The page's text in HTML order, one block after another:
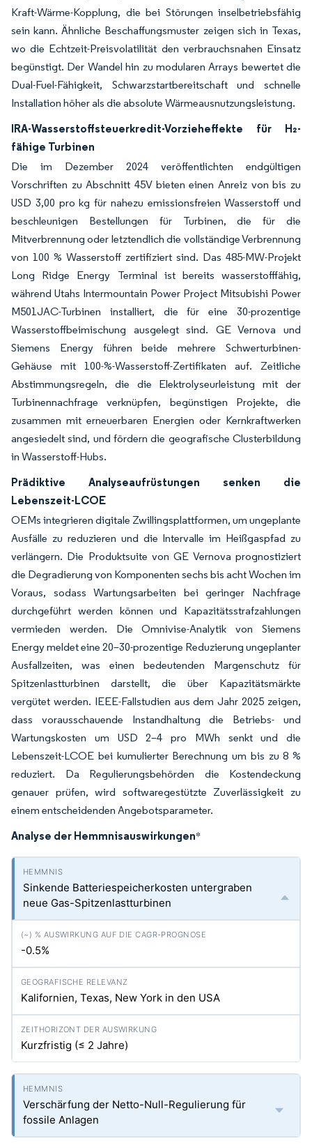
Kraft-Wärme-Kopplung, die bei Störungen inselbetriebsfähig
sein kann. Ähnliche Beschaffungsmuster zeigen sich in Texas,
wo die Echtzeit-Preisvolatilität den verbrauchsnahen Einsatz
begünstigt. Der Wandel hin zu modularen Arrays bewertet die
Dual-Fuel-Fähigkeit, Schwarzstartbereitschaft und schnelle
Installation höher als die absolute Wärmeausnutzungsleistung.
IRA-Wasserstoffsteuerkredit-Vorzieheffekte für H₂-
fähige Turbinen
Die im Dezember 2024 veröffentlichten endgültigen
Vorschriften zu Abschnitt 45V bieten einen Anreiz von bis zu
USD 3,00 pro kg für nahezu emissionsfreien Wasserstoff und
beschleunigen Bestellungen für Turbinen, die für die
Mitverbrennung oder letztendlich die vollständige Verbrennung
von 100 % Wasserstoff zertifiziert sind. Das 485-MW-Projekt
Long Ridge Energy Terminal ist bereits wasserstofffähig,
während Utahs Intermountain Power Project Mitsubishi Power
M501JAC-Turbinen installiert, die für eine 30-prozentige
Wasserstoffbeimischung ausgelegt sind. GE Vernova und
Siemens Energy führen beide mehrere Schwerturbinen-
Gehäuse mit 100-%-Wasserstoff-Zertifikaten auf. Zeitliche
Abstimmungsregeln, die die Elektrolyseurleistung mit der
Turbinennachfrage verknüpfen, begünstigen Projekte, die
zusammen mit erneuerbaren Energien oder Kernkraftwerken
angesiedelt sind, und fördern die geografische Clusterbildung
in Wasserstoff-Hubs.
Prädiktive Analyseaufrüstungen senken die
Lebenszeit-LCOE
OEMs integrieren digitale Zwillingsplattformen, um ungeplante
Ausfälle zu reduzieren und die Intervalle im Heißgaspfad zu
verlängern. Die Produktsuite von GE Vernova prognostiziert
die Degradierung von Komponenten sechs bis acht Wochen im
Voraus, sodass Wartungsarbeiten bei geringer Nachfrage
durchgeführt werden können und Kapazitätsstrafzahlungen
vermieden werden. Die Omnivise-Analytik von Siemens
Energy meldet eine 20–30-prozentige Reduzierung ungeplanter
Ausfallzeiten, was einen bedeutenden Margenschutz für
Spitzenlastturbinen darstellt, die über Kapazitätsmärkte
vergütet werden. IEEE-Fallstudien aus dem Jahr 2025 zeigen,
dass vorausschauende Instandhaltung die Betriebs- und
Wartungskosten um USD 2–4 pro MWh senkt und die
Lebenszeit-LCOE bei kumulierter Berechnung um bis zu 8 %
reduziert. Da Regulierungsbehörden die Kostendeckung
genauer prüfen, wird softwaregestützte Zuverlässigkeit zu
einem entscheidenden Angebotsparameter.
Analyse der Hemmnisauswirkungen*
Sinkende Batteriespeicherkosten untergraben
neue Gas-Spitzenlastturbinen
-0.5%
Kalifornien, Texas, New York in den USA
Kurzfristig (≤ 2 Jahre)
Verschärfung der Netto-Null-Regulierung für
fossile Anlagen